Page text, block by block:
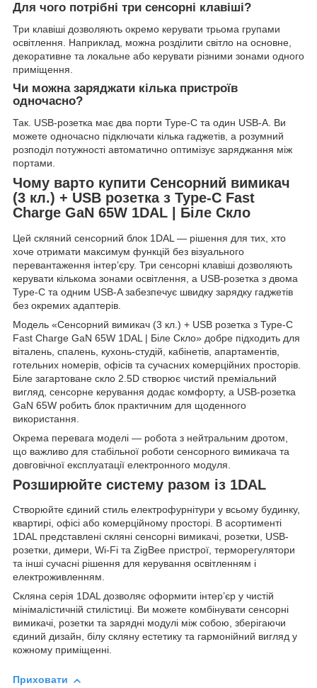
Для чого потрібні три сенсорні клавіші?
Три клавіші дозволяють окремо керувати трьома групами
освітлення. Наприклад, можна розділити світло на основне,
декоративне та локальне або керувати різними зонами одного
приміщення.
Чи можна заряджати кілька пристроїв
одночасно?
Так. USB-розетка має два порти Type-C та один USB-A. Ви
можете одночасно підключати кілька гаджетів, а розумний
розподіл потужності автоматично оптимізує заряджання між
портами.
Чому варто купити Сенсорний вимикач
(3 кл.) + USB розетка з Type-C Fast
Charge GaN 65W 1DAL | Біле Скло
Цей скляний сенсорний блок 1DAL — рішення для тих, хто
хоче отримати максимум функцій без візуального
перевантаження інтер’єру. Три сенсорні клавіші дозволяють
керувати кількома зонами освітлення, а USB-розетка з двома
Type-C та одним USB-A забезпечує швидку зарядку гаджетів
без окремих адаптерів.
Модель «Сенсорний вимикач (3 кл.) + USB розетка з Type-C
Fast Charge GaN 65W 1DAL | Біле Скло» добре підходить для
віталень, спалень, кухонь-студій, кабінетів, апартаментів,
готельних номерів, офісів та сучасних комерційних просторів.
Біле загартоване скло 2.5D створює чистий преміальний
вигляд, сенсорне керування додає комфорту, а USB-розетка
GaN 65W робить блок практичним для щоденного
використання.
Окрема перевага моделі — робота з нейтральним дротом,
що важливо для стабільної роботи сенсорного вимикача та
довговічної експлуатації електронного модуля.
Розширюйте систему разом із 1DAL
Створюйте єдиний стиль електрофурнітури у всьому будинку,
квартирі, офісі або комерційному просторі. В асортименті
1DAL представлені скляні сенсорні вимикачі, розетки, USB-
розетки, димери, Wi-Fi та ZigBee пристрої, терморегулятори
та інші сучасні рішення для керування освітленням і
електроживленням.
Скляна серія 1DAL дозволяє оформити інтер’єр у чистій
мінімалістичній стилістиці. Ви можете комбінувати сенсорні
вимикачі, розетки та зарядні модулі між собою, зберігаючи
єдиний дизайн, білу скляну естетику та гармонійний вигляд у
кожному приміщенні.
Приховати